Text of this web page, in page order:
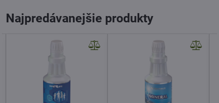
Najpredávanejšie produkty